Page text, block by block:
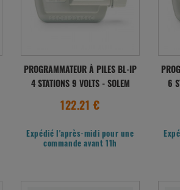
PROGRAMMATEUR À PILES BL-IP
4 STATIONS 9 VOLTS - SOLEM
122.21 €
Expédié l'après-midi pour une
commande avant 11h
6